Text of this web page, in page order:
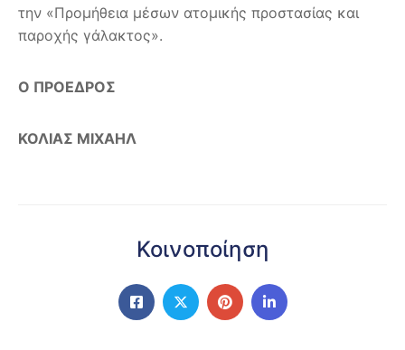
την «Προμήθεια μέσων ατομικής προστασίας και
παροχής γάλακτος».
Ο ΠΡΟΕΔΡΟΣ
ΚΟΛΙΑΣ ΜΙΧΑΗΛ
Κοινοποίηση